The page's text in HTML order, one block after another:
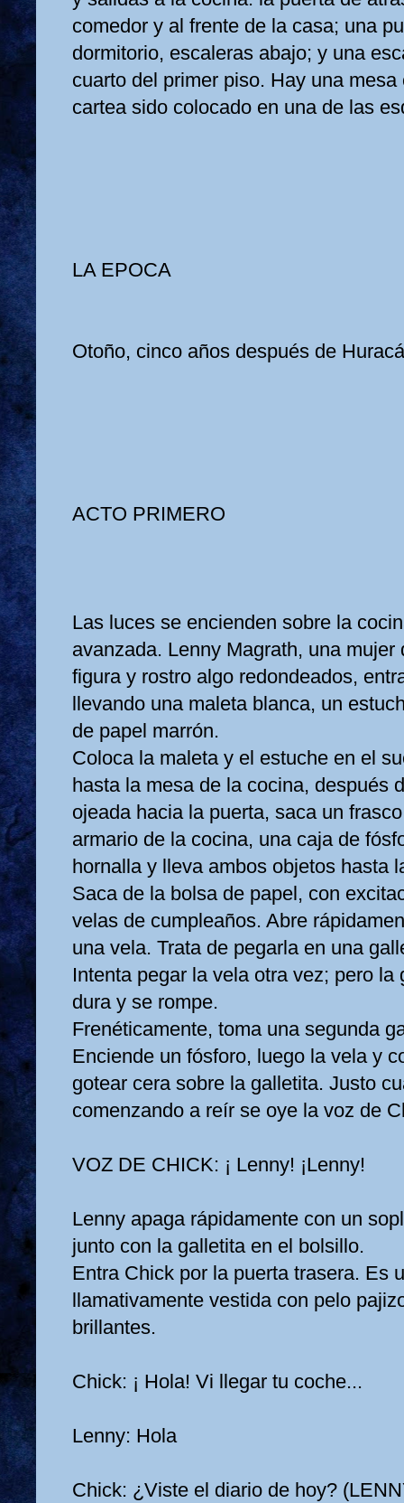
comedor y al frente de la casa; una
dormitorio, escaleras abajo; y una
cuarto del primer piso. Hay una
cartea sido colocado en una de las
LA EPOCA
Otoño, cinco años después de
ACTO PRIMERO
Las luces se encienden sobre la
avanzada. Lenny Magrath, una mujer
figura y rostro algo redondeados,
llevando una maleta blanca, un
de papel marrón.
Coloca la maleta y el estuche en el
hasta la mesa de la cocina, después
ojeada hacia la puerta, saca un
armario de la cocina, una caja de
hornalla y lleva ambos objetos hasta
Saca de la bolsa de papel, con
velas de cumpleaños. Abre
una vela. Trata de pegarla en una
Intenta pegar la vela otra vez; pero la
dura y se rompe.
Frenéticamente, toma una segunda
Enciende un fósforo, luego la vela y
gotear cera sobre la galletita. Justo
comenzando a reír se oye la voz de
VOZ DE CHICK: ¡ Lenny! ¡Lenny!
Lenny apaga rápidamente con un
junto con la galletita en el bolsillo.
Entra Chick por la puerta trasera. Es
llamativamente vestida con pelo
brillantes.
Chick: ¡ Hola! Vi llegar tu coche...
Lenny: Hola
Chick: ¿Viste el diario de hoy?